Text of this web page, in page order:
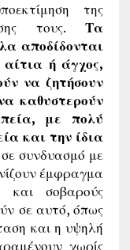
της
τους.Τα
αποδίδονται
αίτια ή άγχος,
να ζητήσουν
καθυστερούν
με πολύ
και την ίδια
συνδυασμό με
έμφραγμα
και σοβαρούς
σε αυτό, όπως
και η υψηλή
χωρίς